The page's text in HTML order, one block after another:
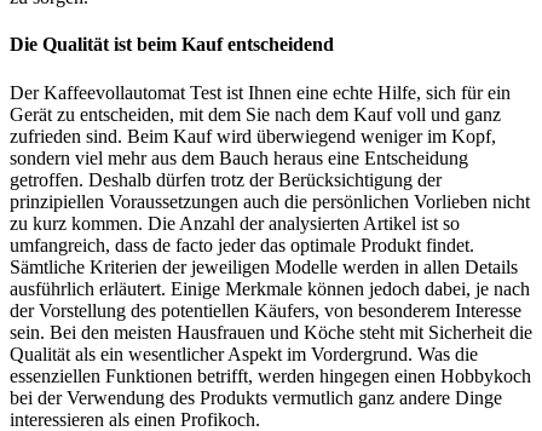
Die Qualität ist beim Kauf entscheidend
Der Kaffeevollautomat Test ist Ihnen eine echte Hilfe, sich für ein
Gerät zu entscheiden, mit dem Sie nach dem Kauf voll und ganz
zufrieden sind. Beim Kauf wird überwiegend weniger im Kopf,
sondern viel mehr aus dem Bauch heraus eine Entscheidung
getroffen. Deshalb dürfen trotz der Berücksichtigung der
prinzipiellen Voraussetzungen auch die persönlichen Vorlieben nicht
zu kurz kommen. Die Anzahl der analysierten Artikel ist so
umfangreich, dass de facto jeder das optimale Produkt findet.
Sämtliche Kriterien der jeweiligen Modelle werden in allen Details
ausführlich erläutert. Einige Merkmale können jedoch dabei, je nach
der Vorstellung des potentiellen Käufers, von besonderem Interesse
sein. Bei den meisten Hausfrauen und Köche steht mit Sicherheit die
Qualität als ein wesentlicher Aspekt im Vordergrund. Was die
essenziellen Funktionen betrifft, werden hingegen einen Hobbykoch
bei der Verwendung des Produkts vermutlich ganz andere Dinge
interessieren als einen Profikoch.